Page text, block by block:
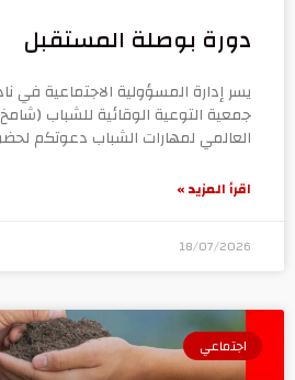
دورة بوصلة المستقبل
يسر إدارة المسؤولية الاجتماعية في
جمعية التوعية الوقائية للشباب
العالمي لمهارات الشباب دعوتكم
اقرأ المزيد »
18/07/2026
اجتماعي